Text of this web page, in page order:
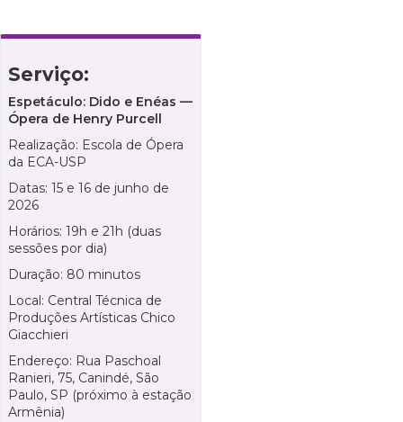
Serviço:
Espetáculo: Dido e Enéas —
Ópera de Henry Purcell
Realização: Escola de Ópera
da ECA-USP
Datas: 15 e 16 de junho de
2026
Horários: 19h e 21h (duas
sessões por dia)
Duração: 80 minutos
Local: Central Técnica de
Produções Artísticas Chico
Giacchieri
Endereço: Rua Paschoal
Ranieri, 75, Canindé, São
Paulo, SP (próximo à estação
Armênia)